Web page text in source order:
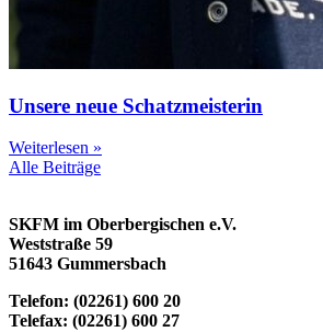
Unsere neue Schatzmeisterin
Weiterlesen »
Alle Beiträge
SKFM im Oberbergischen e.V.
Weststraße 59
51643 Gummersbach
Telefon: (02261) 600 20
Telefax: (02261) 600 27